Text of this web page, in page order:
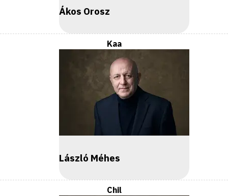
Ákos Orosz
Kaa
László Méhes
Chil